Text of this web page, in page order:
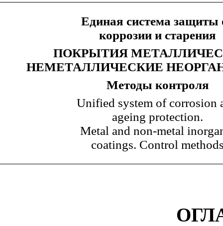
Единая система защиты
коррозии и старения
ПОКРЫТИЯ
НЕМЕТАЛЛИЧЕСКИЕ
Методы контроля
Unified system of corrosion
ageing protection.
Metal and non-metal
coatings. Control